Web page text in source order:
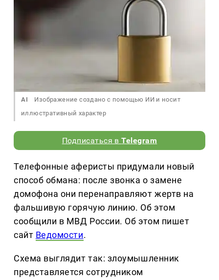
AI
Изображение создано с помощью ИИ и носит
иллюстративный характер
Подписаться вTelegram
Телефонные аферисты придумали новый
способ обмана: после звонка о замене
домофона они перенаправляют жертв на
фальшивую горячую линию. Об этом
сообщили в МВД России. Об этом пишет
сайт Ведомости.
Схема выглядит так: злоумышленник
представляется сотрудником